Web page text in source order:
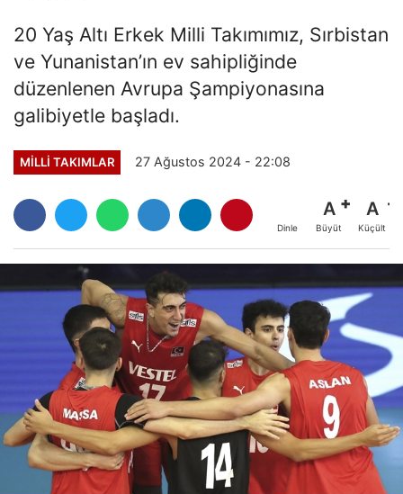
20 Yaş Altı Erkek Milli Takımımız, Sırbistan
ve Yunanistan’ın ev sahipliğinde
düzenlenen Avrupa Şampiyonasına
galibiyetle başladı.
MILLI TAKIMLAR 27 Ağustos 2024 - 22:08
Dinle
A
Büyüt
A
Küçült